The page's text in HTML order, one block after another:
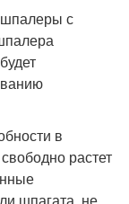
шпалеры с
в
растет